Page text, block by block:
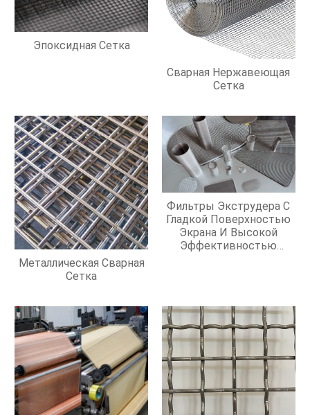
Эпоксидная Сетка
Сварная Нержавеющая
Сетка
Металлическая Сварная
Сетка
Фильтры Экструдера С
Гладкой Поверхностью
Экрана И Высокой
Эффективностью